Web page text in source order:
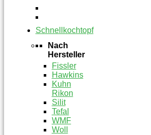
Schnellkochtopf
Nach
Hersteller
Fissler
Hawkins
Kuhn
Rikon
Silit
Tefal
WMF
Woll